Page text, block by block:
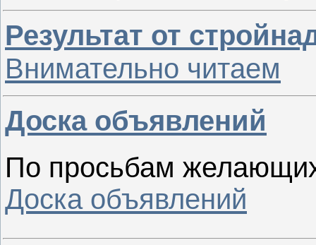
Результат от
Внимательно читаем
Доска объявлений
По просьбам
Доска объявлений